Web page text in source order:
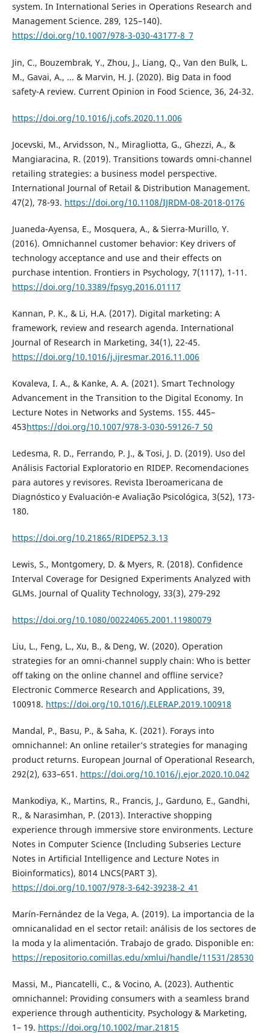
system. In International Series in Operations Research and
Management Science. 289, 125–140).
https://doi.org/10.1007/978-3-030-43177-8_7
Jin, C., Bouzembrak, Y., Zhou, J., Liang, Q., Van den Bulk, L.
M., Gavai, A., ... & Marvin, H. J. (2020). Big Data in food
safety-A review. Current Opinion in Food Science, 36, 24-32.
https://doi.org/10.1016/j.cofs.2020.11.006
Jocevski, M., Arvidsson, N., Miragliotta, G., Ghezzi, A., &
Mangiaracina, R. (2019). Transitions towards omni-channel
retailing strategies: a business model perspective.
International Journal of Retail & Distribution Management.
47(2), 78-93. https://doi.org/10.1108/IJRDM-08-2018-0176
Juaneda-Ayensa, E., Mosquera, A., & Sierra-Murillo, Y.
(2016). Omnichannel customer behavior: Key drivers of
technology acceptance and use and their effects on
purchase intention. Frontiers in Psychology, 7(1117), 1-11.
https://doi.org/10.3389/fpsyg.2016.01117
Kannan, P. K., & Li, H.A. (2017). Digital marketing: A
framework, review and research agenda. International
Journal of Research in Marketing, 34(1), 22-45.
https://doi.org/10.1016/j.ijresmar.2016.11.006
Kovaleva, I. A., & Kanke, A. A. (2021). Smart Technology
Advancement in the Transition to the Digital Economy. In
Lecture Notes in Networks and Systems. 155. 445–
453https://doi.org/10.1007/978-3-030-59126-7_50
Ledesma, R. D., Ferrando, P. J., & Tosi, J. D. (2019). Uso del
Análisis Factorial Exploratorio en RIDEP. Recomendaciones
para autores y revisores. Revista Iberoamericana de
Diagnóstico y Evaluación-e Avaliação Psicológica, 3(52), 173-
180.
https://doi.org/10.21865/RIDEP52.3.13
Lewis, S., Montgomery, D. & Myers, R. (2018). Confidence
Interval Coverage for Designed Experiments Analyzed with
GLMs. Journal of Quality Technology, 33(3), 279-292
https://doi.org/10.1080/00224065.2001.11980079
Liu, L., Feng, L., Xu, B., & Deng, W. (2020). Operation
strategies for an omni-channel supply chain: Who is better
off taking on the online channel and offline service?
Electronic Commerce Research and Applications, 39,
100918. https://doi.org/10.1016/J.ELERAP.2019.100918
Mandal, P., Basu, P., & Saha, K. (2021). Forays into
omnichannel: An online retailer’s strategies for managing
product returns. European Journal of Operational Research,
292(2), 633–651. https://doi.org/10.1016/j.ejor.2020.10.042
Mankodiya, K., Martins, R., Francis, J., Garduno, E., Gandhi,
R., & Narasimhan, P. (2013). Interactive shopping
experience through immersive store environments. Lecture
Notes in Computer Science (Including Subseries Lecture
Notes in Artificial Intelligence and Lecture Notes in
Bioinformatics), 8014 LNCS(PART 3).
https://doi.org/10.1007/978-3-642-39238-2_41
Marín-Fernández de la Vega, A. (2019). La importancia de la
omnicanalidad en el sector retail: análisis de los sectores de
la moda y la alimentación. Trabajo de grado. Disponible en:
https://repositorio.comillas.edu/xmlui/handle/11531/28530
Massi, M., Piancatelli, C., & Vocino, A. (2023). Authentic
omnichannel: Providing consumers with a seamless brand
experience through authenticity. Psychology & Marketing,
1– 19. https://doi.org/10.1002/mar.21815